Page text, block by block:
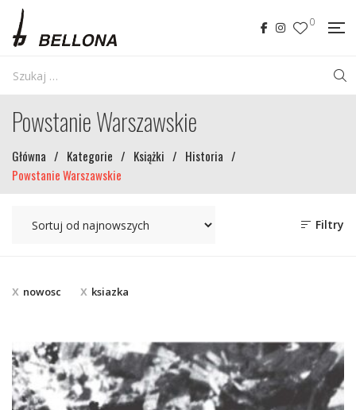
0
Powstanie Warszawskie
Główna / Kategorie / Książki / Historia /
Powstanie Warszawskie
Filtry
nowosc ksiazka